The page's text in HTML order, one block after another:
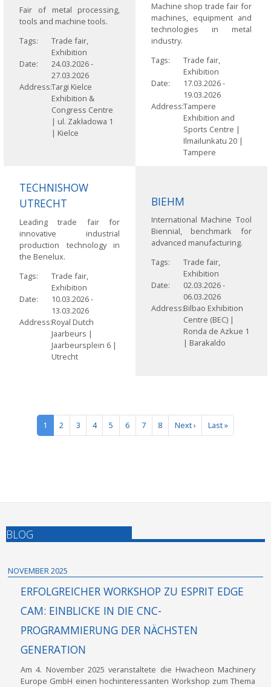
Fair of metal processing,
tools and machine tools.
Tags
Trade fair,
Exhibition
Date
24.03.2026-
27.03.2026
AddressTargi Kielce
Exhibition &
Congress Centre
| ul. Zakładowa 1
| Kielce
Machine shop trade fair for
machines, equipment and
technologies in metal
industry.
Tags
Trade fair,
Exhibition
Date
17.03.2026-
19.03.2026
AddressTampere
Exhibition and
Sports Centre |
Ilmailunkatu 20 |
Tampere
TECHNISHOW
UTRECHT
Leading trade fair for
innovative industrial
production technology in
the Benelux.
Tags
Trade fair,
Exhibition
Date
10.03.2026-
13.03.2026
AddressRoyal Dutch
Jaarbeurs |
Jaarbeursplein 6 |
Utrecht
BIEHM
International Machine Tool
Biennial, benchmark for
advanced manufacturing.
Tags
Trade fair,
Exhibition
Date
02.03.2026-
06.03.2026
AddressBilbao Exhibition
Centre (BEC) |
Ronda de Azkue 1
| Barakaldo
SEITENNUMMERIERUNG
1 2 3 4 5 6 7 8 Next ›Nächste Seite
Last »Letzte Seite
BLOG
NOVEMBER 2025
ERFOLGREICHER WORKSHOP ZU ESPRIT EDGE
CAM: EINBLICKE IN DIE CNC-
PROGRAMMIERUNG DER NÄCHSTEN
GENERATION
Am 4. November 2025 veranstaltete die Hwacheon Machinery
Europe GmbH einen hochinteressanten Workshop zum Thema